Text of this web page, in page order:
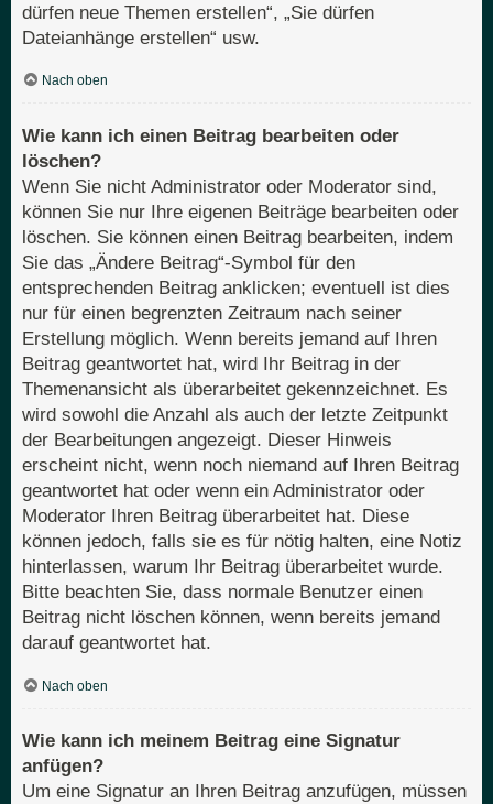
dürfen neue Themen erstellen“, „Sie dürfen
Dateianhänge erstellen“ usw.
Nach oben
Wie kann ich einen Beitrag bearbeiten oder
löschen?
Wenn Sie nicht Administrator oder Moderator sind,
können Sie nur Ihre eigenen Beiträge bearbeiten oder
löschen. Sie können einen Beitrag bearbeiten, indem
Sie das „Ändere Beitrag“-Symbol für den
entsprechenden Beitrag anklicken; eventuell ist dies
nur für einen begrenzten Zeitraum nach seiner
Erstellung möglich. Wenn bereits jemand auf Ihren
Beitrag geantwortet hat, wird Ihr Beitrag in der
Themenansicht als überarbeitet gekennzeichnet. Es
wird sowohl die Anzahl als auch der letzte Zeitpunkt
der Bearbeitungen angezeigt. Dieser Hinweis
erscheint nicht, wenn noch niemand auf Ihren Beitrag
geantwortet hat oder wenn ein Administrator oder
Moderator Ihren Beitrag überarbeitet hat. Diese
können jedoch, falls sie es für nötig halten, eine Notiz
hinterlassen, warum Ihr Beitrag überarbeitet wurde.
Bitte beachten Sie, dass normale Benutzer einen
Beitrag nicht löschen können, wenn bereits jemand
darauf geantwortet hat.
Nach oben
Wie kann ich meinem Beitrag eine Signatur
anfügen?
Um eine Signatur an Ihren Beitrag anzufügen, müssen